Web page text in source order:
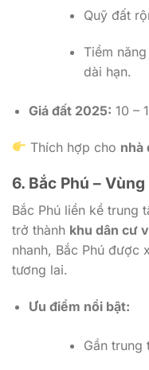
Quỹ đất
Tiềm
dài hạn.
Giá đất 2025: 10 –
Thích hợp cho nhà
6. Bắc Phú –
Bắc Phú liền kề trung
trở thành khu dân cư
nhanh, Bắc Phú được
tương lai.
Ưu điểm nổi bật:
Gần trung